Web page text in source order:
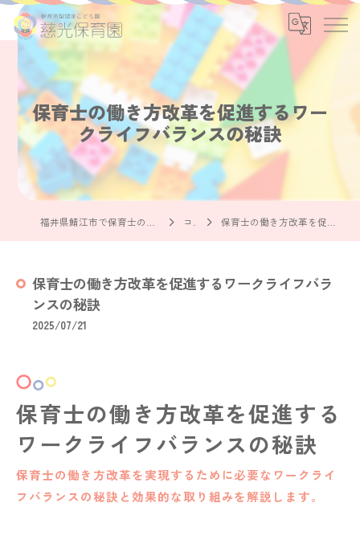
保育士の働き方改革を促進するワー
クライフバランスの秘訣
コラム 保育士の働き方改革を促進するワークライフバランスの秘訣
保育士の働き方改革を促進するワークライフバラ
ンスの秘訣
2025/07/21
保育士の働き方改革を促進する
ワークライフバランスの秘訣
保育士の働き方改革を実現するために必要なワークライ
フバランスの秘訣と効果的な取り組みを解説します。